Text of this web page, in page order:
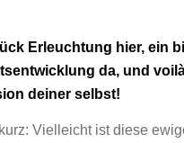
Erleuchtung hier, ein
da, und
deiner selbst!
Vielleicht ist diese